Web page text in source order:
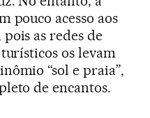
pouco acesso aos
as redes de
os levam
“sol e praia”,
de encantos.